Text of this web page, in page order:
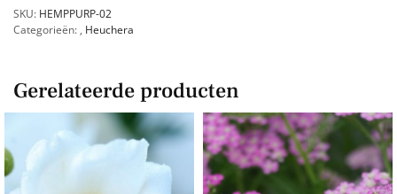
SKU: HEMPPURP-02
Categorieën: , Heuchera
Gerelateerde producten